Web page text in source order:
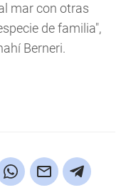
mar con otras
de familia",
Berneri.